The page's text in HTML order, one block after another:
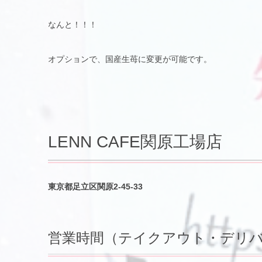
なんと！！！
オプションで、国産生苺に変更が可能です。
LENN CAFE関原工場店
東京都足立区関原2-45-33
営業時間（テイクアウト・デリ